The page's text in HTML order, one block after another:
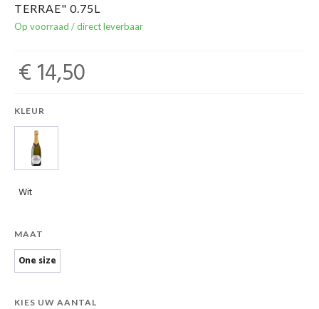
TERRAE" 0.75L
Op voorraad / direct leverbaar
€ 14,50
KLEUR
Wit
MAAT
One size
KIES UW AANTAL